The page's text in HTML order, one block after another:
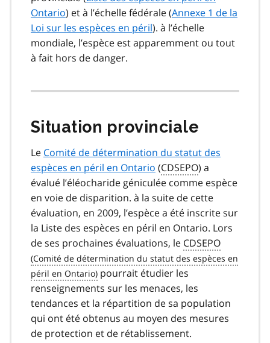
Ontario) et à l’échelle fédérale (Annexe 1 de la
Loi sur les espèces en péril). à l’échelle
mondiale, l’espèce est apparemment ou tout
à fait hors de danger.
Situation provinciale
Le Comité de détermination du statut des
espèces en péril en Ontario (CDSEPO) a
évalué l’éléocharide géniculée comme espèce
en voie de disparition. à la suite de cette
évaluation, en 2009, l’espèce a été inscrite sur
la Liste des espèces en péril en Ontario. Lors
de ses prochaines évaluations, le CDSEPO
pourrait étudier les
renseignements sur les menaces, les
tendances et la répartition de sa population
qui ont été obtenus au moyen des mesures
de protection et de rétablissement.